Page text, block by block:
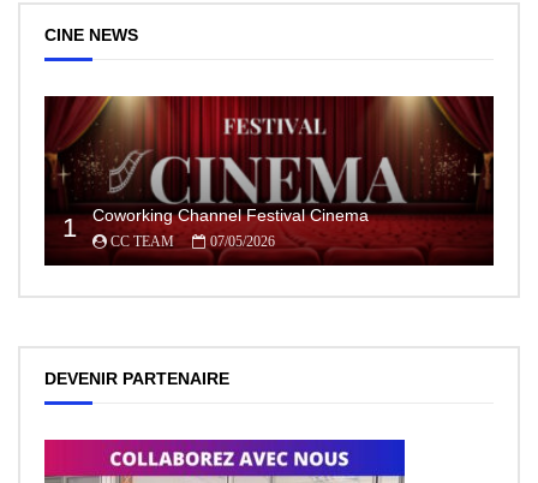
CINE NEWS
1 Coworking Channel Festival Cinema
CC TEAM 07/05/2026
DEVENIR PARTENAIRE